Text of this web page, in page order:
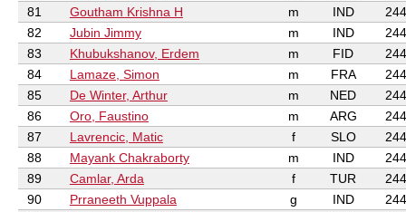
81
Goutham Krishna H m IND
82
Jubin Jimmy m IND
83
Khubukshanov, Erdem m FID
84
Lamaze, Simon m FRA
85
De Winter, Arthur m NED
86
Oro, Faustino m ARG
87
Lavrencic, Matic f SLO
88
Mayank Chakraborty m IND
89
Camlar, Arda f TUR
90
Prraneeth Vuppala g IND